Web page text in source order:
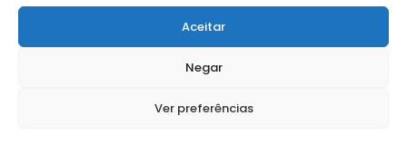
Aceitar
Negar
Ver preferências
FALE CONOSCO
Solicite Apoio Institucional da AMB para o seu evento